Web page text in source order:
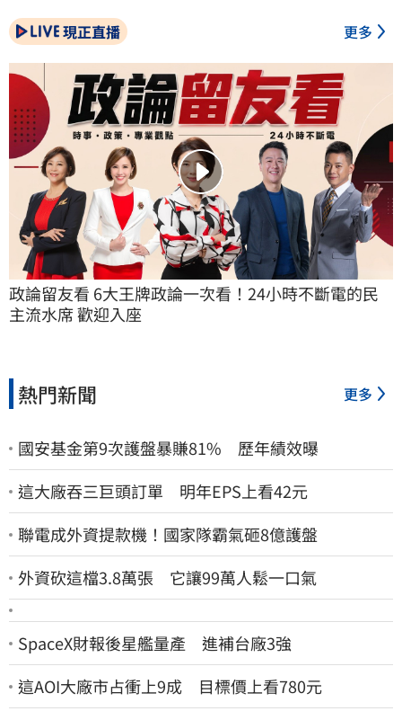
現正直播 更多
政論留友看 6大王牌政論一次看！24小時不斷電的民
主流水席 歡迎入座
熱門新聞 更多
國安基金第9次護盤暴賺81% 歷年績效曝
這大廠吞三巨頭訂單 明年EPS上看42元
聯電成外資提款機！國家隊霸氣砸8億護盤
外資砍這檔3.8萬張 它讓99萬人鬆一口氣
SpaceX財報後星艦量產 進補台廠3強
這AOI大廠市占衝上9成 目標價上看780元